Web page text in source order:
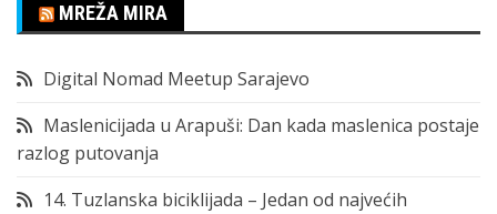
MREŽA MIRA
Digital Nomad Meetup Sarajevo
Maslenicijada u Arapuši: Dan kada maslenica postaje
razlog putovanja
14. Tuzlanska biciklijada – Jedan od najvećih